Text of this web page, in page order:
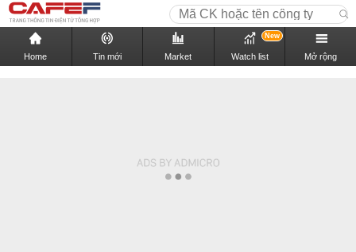
Home Tin mới Market Watch list
New
Mở rộng